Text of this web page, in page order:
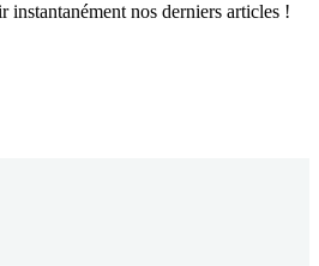
instantanément nos derniers articles !